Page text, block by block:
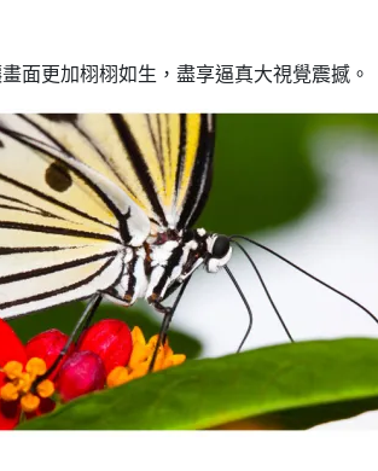
面更加栩栩如生，盡享逼真大視覺震撼。